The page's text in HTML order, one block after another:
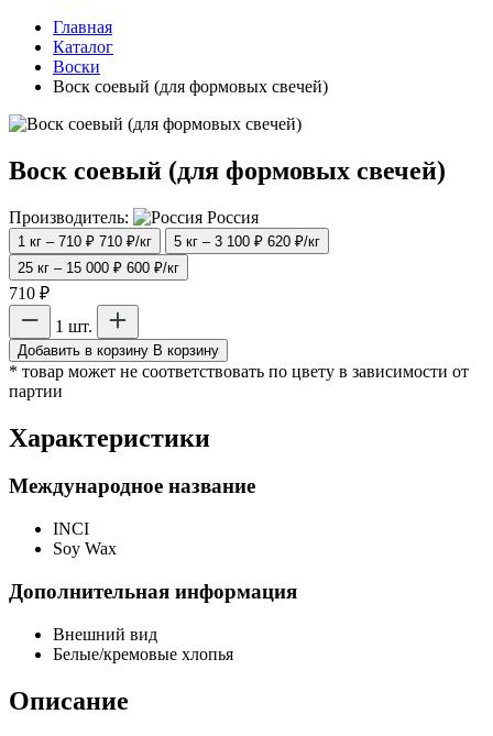
Главная
Каталог
Воски
Воск соевый (для формовых свечей)
Воск соевый (для формовых свечей)
Производитель: Россия
1 кг – 710 ₽ 710 ₽/кг 5 кг – 3 100 ₽ 620 ₽/кг
25 кг – 15 000 ₽ 600 ₽/кг
710 ₽
1 шт.
Добавить в корзину В корзину
* товар может не соответствовать по цвету в зависимости от
партии
Характеристики
Международное название
INCI
Soy Wax
Дополнительная информация
Внешний вид
Белые/кремовые хлопья
Описание